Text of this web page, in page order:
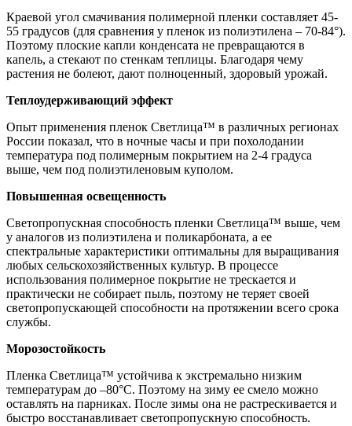
Краевой угол смачивания полимерной пленки составляет 45-
55 градусов (для сравнения у пленок из полиэтилена – 70-84°).
Поэтому плоские капли конденсата не превращаются в
капель, а стекают по стенкам теплицы. Благодаря чему
растения не болеют, дают полноценный, здоровый урожай.
Теплоудерживающий эффект
Опыт применения пленок Светлица™ в различных регионах
России показал, что в ночные часы и при похолодании
температура под полимерным покрытием на 2-4 градуса
выше, чем под полиэтиленовым куполом.
Повышенная освещенность
Светопропускная способность пленки Светлица™ выше, чем
у аналогов из полиэтилена и поликарбоната, а ее
спектральные характеристики оптимальны для выращивания
любых сельскохозяйственных культур. В процессе
использования полимерное покрытие не трескается и
практически не собирает пыль, поэтому не теряет своей
светопропускающей способности на протяжении всего срока
службы.
Морозостойкость
Пленка Светлица™ устойчива к экстремально низким
температурам до –80°С. Поэтому на зиму ее смело можно
оставлять на парниках. После зимы она не растрескивается и
быстро восстанавливает светопропускную способность.